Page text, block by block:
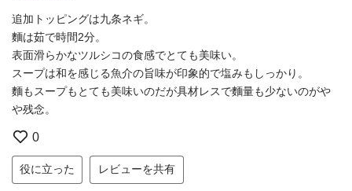
追加トッピングは九条ネギ。
麵は茹で時間2分。
表面滑らかなツルシコの食感でとても美味い。
スープは和を感じる魚介の旨味が印象的で塩みもしっかり。
麵もスープもとても美味いのだが具材レスで麵量も少ないのがや
や残念。
0
役に立った レビューを共有